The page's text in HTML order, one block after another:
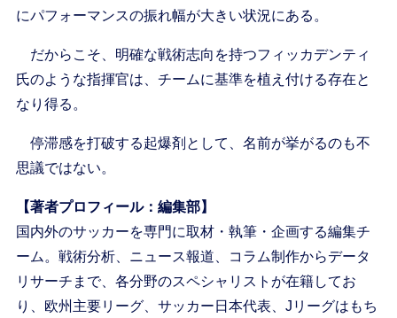
にパフォーマンスの振れ幅が大きい状況にある。
だからこそ、明確な戦術志向を持つフィッカデンティ
氏のような指揮官は、チームに基準を植え付ける存在と
なり得る。
停滞感を打破する起爆剤として、名前が挙がるのも不
思議ではない。
【著者プロフィール：編集部】
国内外のサッカーを専門に取材・執筆・企画する編集チ
ーム。戦術分析、ニュース報道、コラム制作からデータ
リサーチまで、各分野のスペシャリストが在籍してお
り、欧州主要リーグ、サッカー日本代表、Jリーグはもち